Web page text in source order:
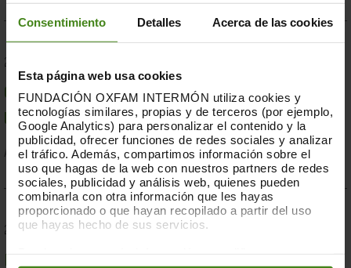
Consentimiento Detalles Acerca de las cookies
Esta página web usa cookies
FUNDACIÓN OXFAM INTERMÓN utiliza cookies y
tecnologías similares, propias y de terceros (por ejemplo,
Google Analytics) para personalizar el contenido y la
publicidad, ofrecer funciones de redes sociales y analizar
el tráfico. Además, compartimos información sobre el
uso que hagas de la web con nuestros partners de redes
sociales, publicidad y análisis web, quienes pueden
combinarla con otra información que les hayas
proporcionado o que hayan recopilado a partir del uso
que hayas hecho de sus servicios.
23.07.2019
Compromesos o complaents: una resposta fallida a
la crisi per sequera a la Banya d'Àfrica de 2019
Acció Humanitària-Resiliència i Mitjans de Vida
28.03.2019